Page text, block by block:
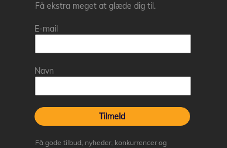
Få ekstra meget at glæde dig til.
E-mail
Navn
Tilmeld
Få gode tilbud, nyheder, konkurrencer og